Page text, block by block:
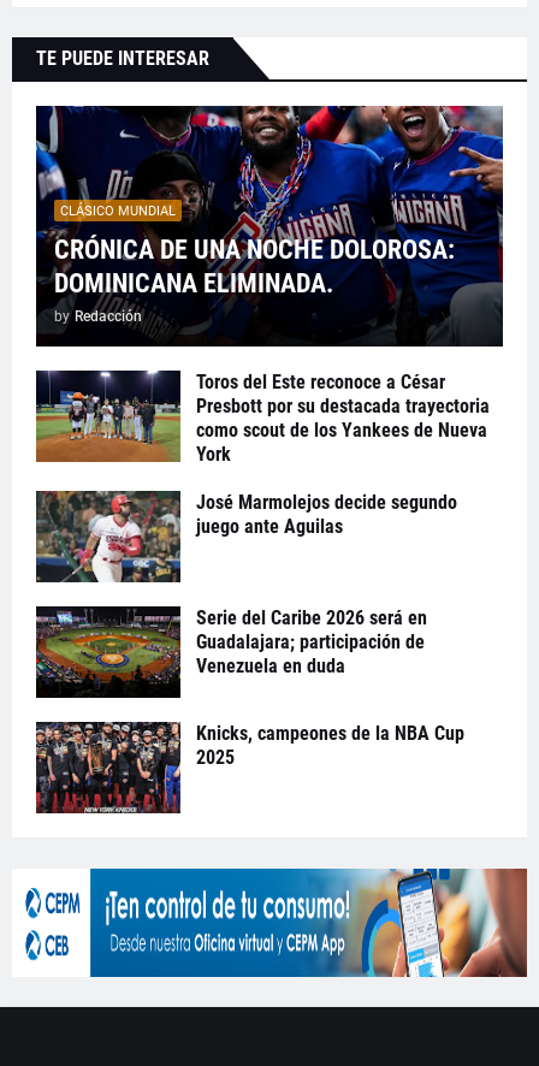
TE PUEDE INTERESAR
CLÁSICO MUNDIAL
CRÓNICA DE UNA NOCHE DOLOROSA:
DOMINICANA ELIMINADA.
by Redacción
Toros del Este reconoce a César
Presbott por su destacada trayectoria
como scout de los Yankees de Nueva
York
José Marmolejos decide segundo
juego ante Aguilas
Serie del Caribe 2026 será en
Guadalajara; participación de
Venezuela en duda
Knicks, campeones de la NBA Cup
2025